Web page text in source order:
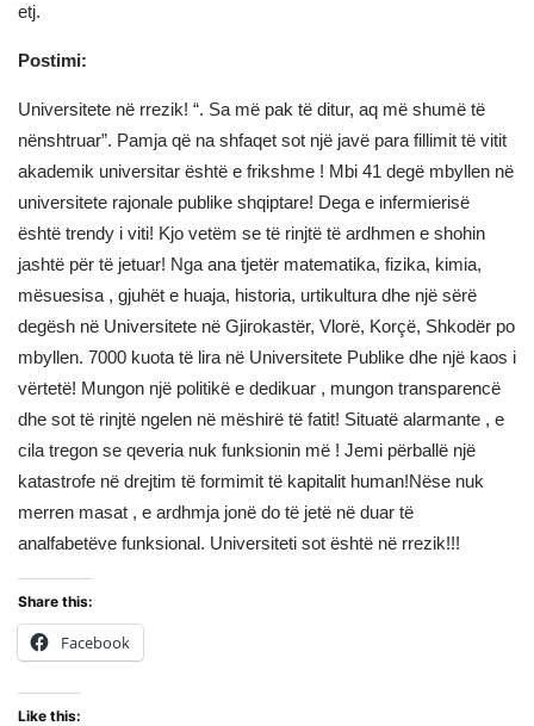
etj.
Postimi:
Universitete në rrezik! “. Sa më pak të ditur, aq më shumë të
nënshtruar”. Pamja që na shfaqet sot një javë para fillimit të vitit
akademik universitar është e frikshme ! Mbi 41 degë mbyllen në
universitete rajonale publike shqiptare! Dega e infermierisë
është trendy i viti! Kjo vetëm se të rinjtë të ardhmen e shohin
jashtë për të jetuar! Nga ana tjetër matematika, fizika, kimia,
mësuesisa , gjuhët e huaja, historia, urtikultura dhe një sërë
degësh në Universitete në Gjirokastër, Vlorë, Korçë, Shkodër po
mbyllen. 7000 kuota të lira në Universitete Publike dhe një kaos i
vërtetë! Mungon një politikë e dedikuar , mungon transparencë
dhe sot të rinjtë ngelen në mëshirë të fatit! Situatë alarmante , e
cila tregon se qeveria nuk funksionin më ! Jemi përballë një
katastrofe në drejtim të formimit të kapitalit human!Nëse nuk
merren masat , e ardhmja jonë do të jetë në duar të
analfabetëve funksional. Universiteti sot është në rrezik!!!
Share this:
Facebook
Like this: